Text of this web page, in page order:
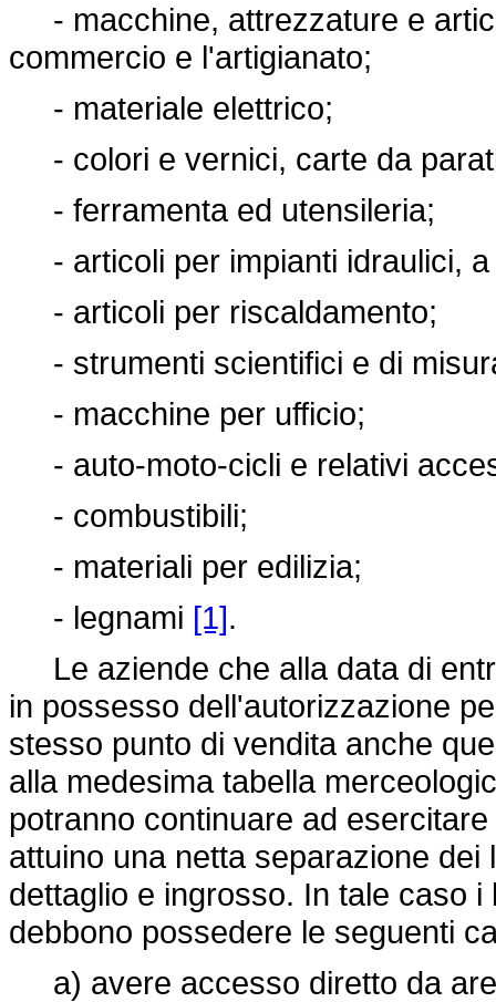
- macchine, attrezzature e
commercio e l'artigianato;
- materiale elettrico;
- colori e vernici, carte da
- ferramenta ed utensileria;
- articoli per impianti idraulici, a
- articoli per riscaldamento;
- strumenti scientifici e di
- macchine per ufficio;
- auto-moto-cicli e relativi
- combustibili;
- materiali per edilizia;
- legnami [1].
Le aziende che alla data di
in possesso dell'autorizzazione
stesso punto di vendita anche
alla medesima tabella
potranno continuare ad
attuino una netta separazione
dettaglio e ingrosso. In tale caso
debbono possedere le seguenti
a) avere accesso diretto da